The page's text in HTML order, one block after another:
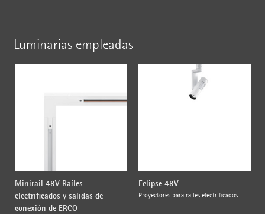
Luminarias empleadas
Minirail 48V Raíles
electrificados y salidas de
conexión de ERCO
Eclipse 48V
Proyectores para raíles electrificados